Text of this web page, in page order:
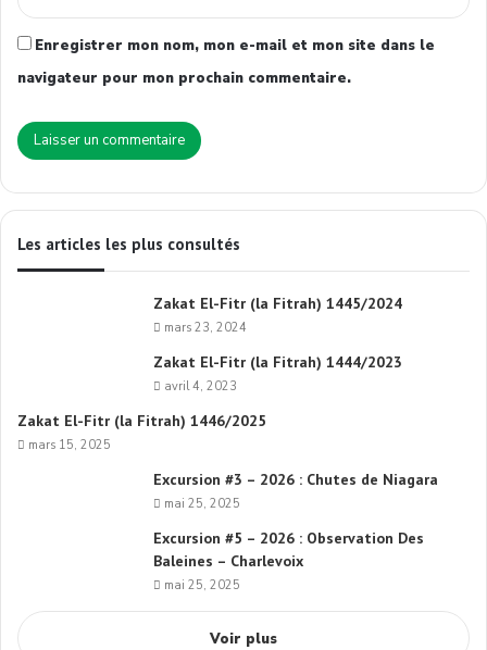
Enregistrer mon nom, mon e-mail et mon site dans le
navigateur pour mon prochain commentaire.
Les articles les plus consultés
Zakat El-Fitr (la Fitrah) 1445/2024
mars 23, 2024
Zakat El-Fitr (la Fitrah) 1444/2023
avril 4, 2023
Zakat El-Fitr (la Fitrah) 1446/2025
mars 15, 2025
Excursion #3 – 2026 : Chutes de Niagara
mai 25, 2025
Excursion #5 – 2026 : Observation Des
Baleines – Charlevoix
mai 25, 2025
Voir plus